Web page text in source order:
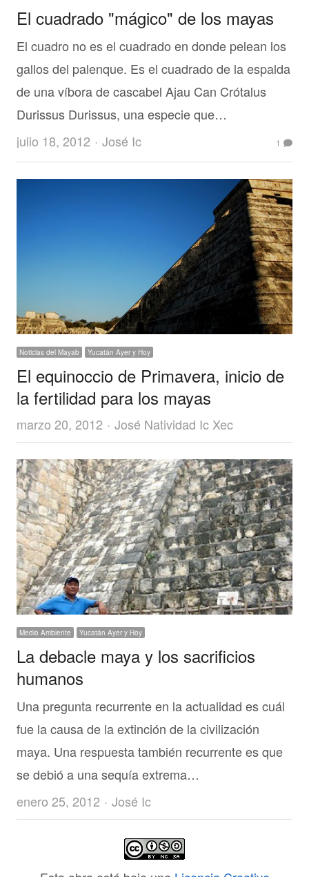
El cuadrado "mágico" de los mayas
El cuadro no es el cuadrado en donde pelean los
gallos del palenque. Es el cuadrado de la espalda
de una víbora de cascabel Ajau Can Crótalus
Durissus Durissus, una especie que…
julio 18, 2012
Author
José Ic 1
Noticias del Mayab Yucatán Ayer y Hoy
El equinoccio de Primavera, inicio de
la fertilidad para los mayas
marzo 20, 2012 Author
José Natividad Ic Xec
Medio Ambiente Yucatán Ayer y Hoy
La debacle maya y los sacrificios
humanos
Una pregunta recurrente en la actualidad es cuál
fue la causa de la extinción de la civilización
maya. Una respuesta también recurrente es que
se debió a una sequía extrema…
enero 25, 2012
Author
José Ic